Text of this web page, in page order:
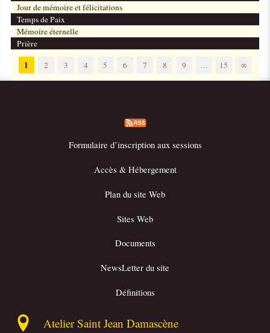
Jour de mémoire et félicitations
Temps de Paix
Mémoire éternelle
Prière
1 2 3 4 5 6 7 8 9 … 15 ∞
Formulaire d’inscription aux sessions
Accès & Hébergement
Plan du site Web
Sites Web
Documents
NewsLetter du site
Définitions
Atelier Saint Jean Damascène